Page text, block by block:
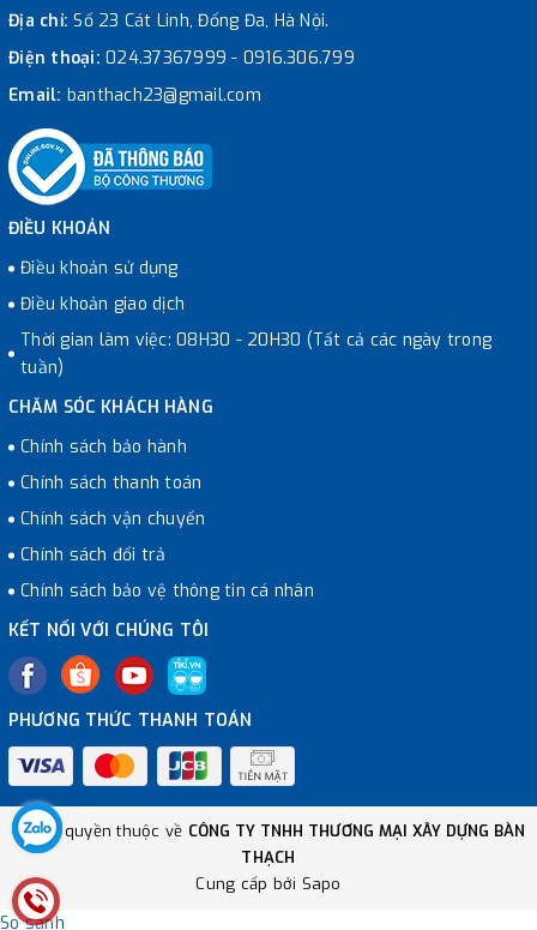
Địa chỉ:Số 23 Cát Linh, Đống Đa, Hà Nội.
Điện thoại: 024.37367999 - 0916.306.799
Email: banthach23@gmail.com
ĐIỀU KHOẢN
Điều khoản sử dụng
Điều khoản giao dịch
Thời gian làm việc: 08H30 - 20H30 (Tất cả các ngày trong
tuần)
CHĂM SÓC KHÁCH HÀNG
Chính sách bảo hành
Chính sách thanh toán
Chính sách vận chuyển
Chính sách đổi trả
Chính sách bảo vệ thông tin cá nhân
KẾT NỐI VỚI CHÚNG TÔI
PHƯƠNG THỨC THANH TOÁN
© Bản quyền thuộc về CÔNG TY TNHH THƯƠNG MẠI XÂY DỰNG BÀN
THẠCH
Cung cấp bởi Sapo
So sánh